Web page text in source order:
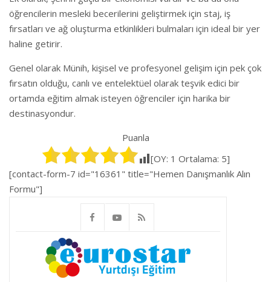
öğrencilerin mesleki becerilerini geliştirmek için staj, iş
fırsatları ve ağ oluşturma etkinlikleri bulmaları için ideal bir yer
haline getirir.
Genel olarak Münih, kişisel ve profesyonel gelişim için pek çok
fırsatın olduğu, canlı ve entelektüel olarak teşvik edici bir
ortamda eğitim almak isteyen öğrenciler için harika bir
destinasyondur.
Puanla
[OY: 1 Ortalama: 5]
[contact-form-7 id="16361" title="Hemen Danışmanlık Alın
Formu"]